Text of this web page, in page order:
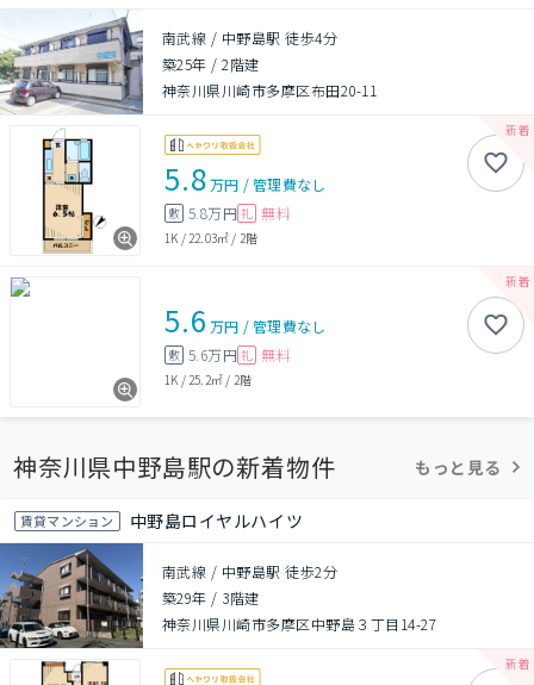
南武線 / 中野島駅 徒歩4分
築25年 /2階建
神奈川県川崎市多摩区布田20-11
5.8万円 /管理費なし
敷 5.8万円 礼 無料
1K /22.03㎡ / 2階
5.6 万円 /管理費なし
敷 5.6万円 礼 無料
1K / 25.2㎡ / 2階
神奈川県中野島駅の新着物件 もっと見る
賃貸マンション 中野島ロイヤルハイツ
南武線 / 中野島駅 徒歩2分
築29年 / 3階建
神奈川県川崎市多摩区中野島３丁目14-27